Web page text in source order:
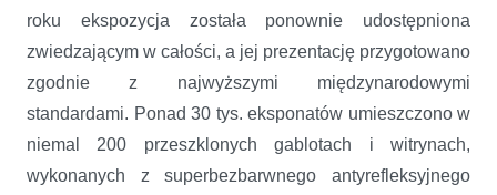
roku ekspozycja została ponownie udostępniona
zwiedzającym w całości, a jej prezentację przygotowano
zgodnie z najwyższymi międzynarodowymi
standardami. Ponad 30 tys. eksponatów umieszczono w
niemal 200 przeszklonych gablotach i witrynach,
wykonanych z superbezbarwnego antyrefleksyjnego